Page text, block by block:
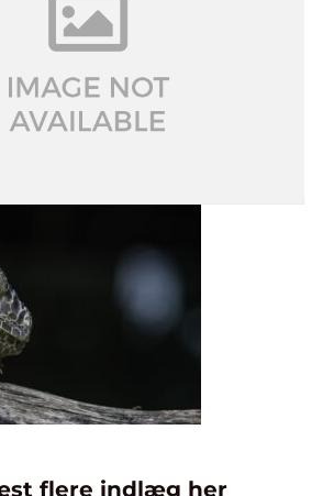
flere indlæg her